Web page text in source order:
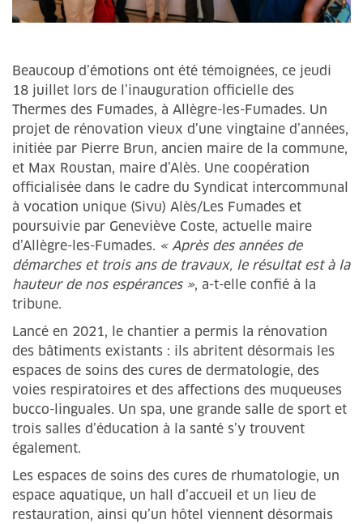
Beaucoup d’émotions ont été témoignées, ce jeudi
18 juillet lors de l’inauguration officielle des
Thermes des Fumades, à Allègre-les-Fumades. Un
projet de rénovation vieux d’une vingtaine d’années,
initiée par Pierre Brun, ancien maire de la commune,
et Max Roustan, maire d’Alès. Une coopération
officialisée dans le cadre du Syndicat intercommunal
à vocation unique (Sivu) Alès/Les Fumades et
poursuivie par Geneviève Coste, actuelle maire
d’Allègre-les-Fumades. « Après des années de
démarches et trois ans de travaux, le résultat est à la
hauteur de nos espérances », a-t-elle confié à la
tribune.
Lancé en 2021, le chantier a permis la rénovation
des bâtiments existants : ils abritent désormais les
espaces de soins des cures de dermatologie, des
voies respiratoires et des affections des muqueuses
bucco-linguales. Un spa, une grande salle de sport et
trois salles d’éducation à la santé s’y trouvent
également.
Les espaces de soins des cures de rhumatologie, un
espace aquatique, un hall d’accueil et un lieu de
restauration, ainsi qu’un hôtel viennent désormais